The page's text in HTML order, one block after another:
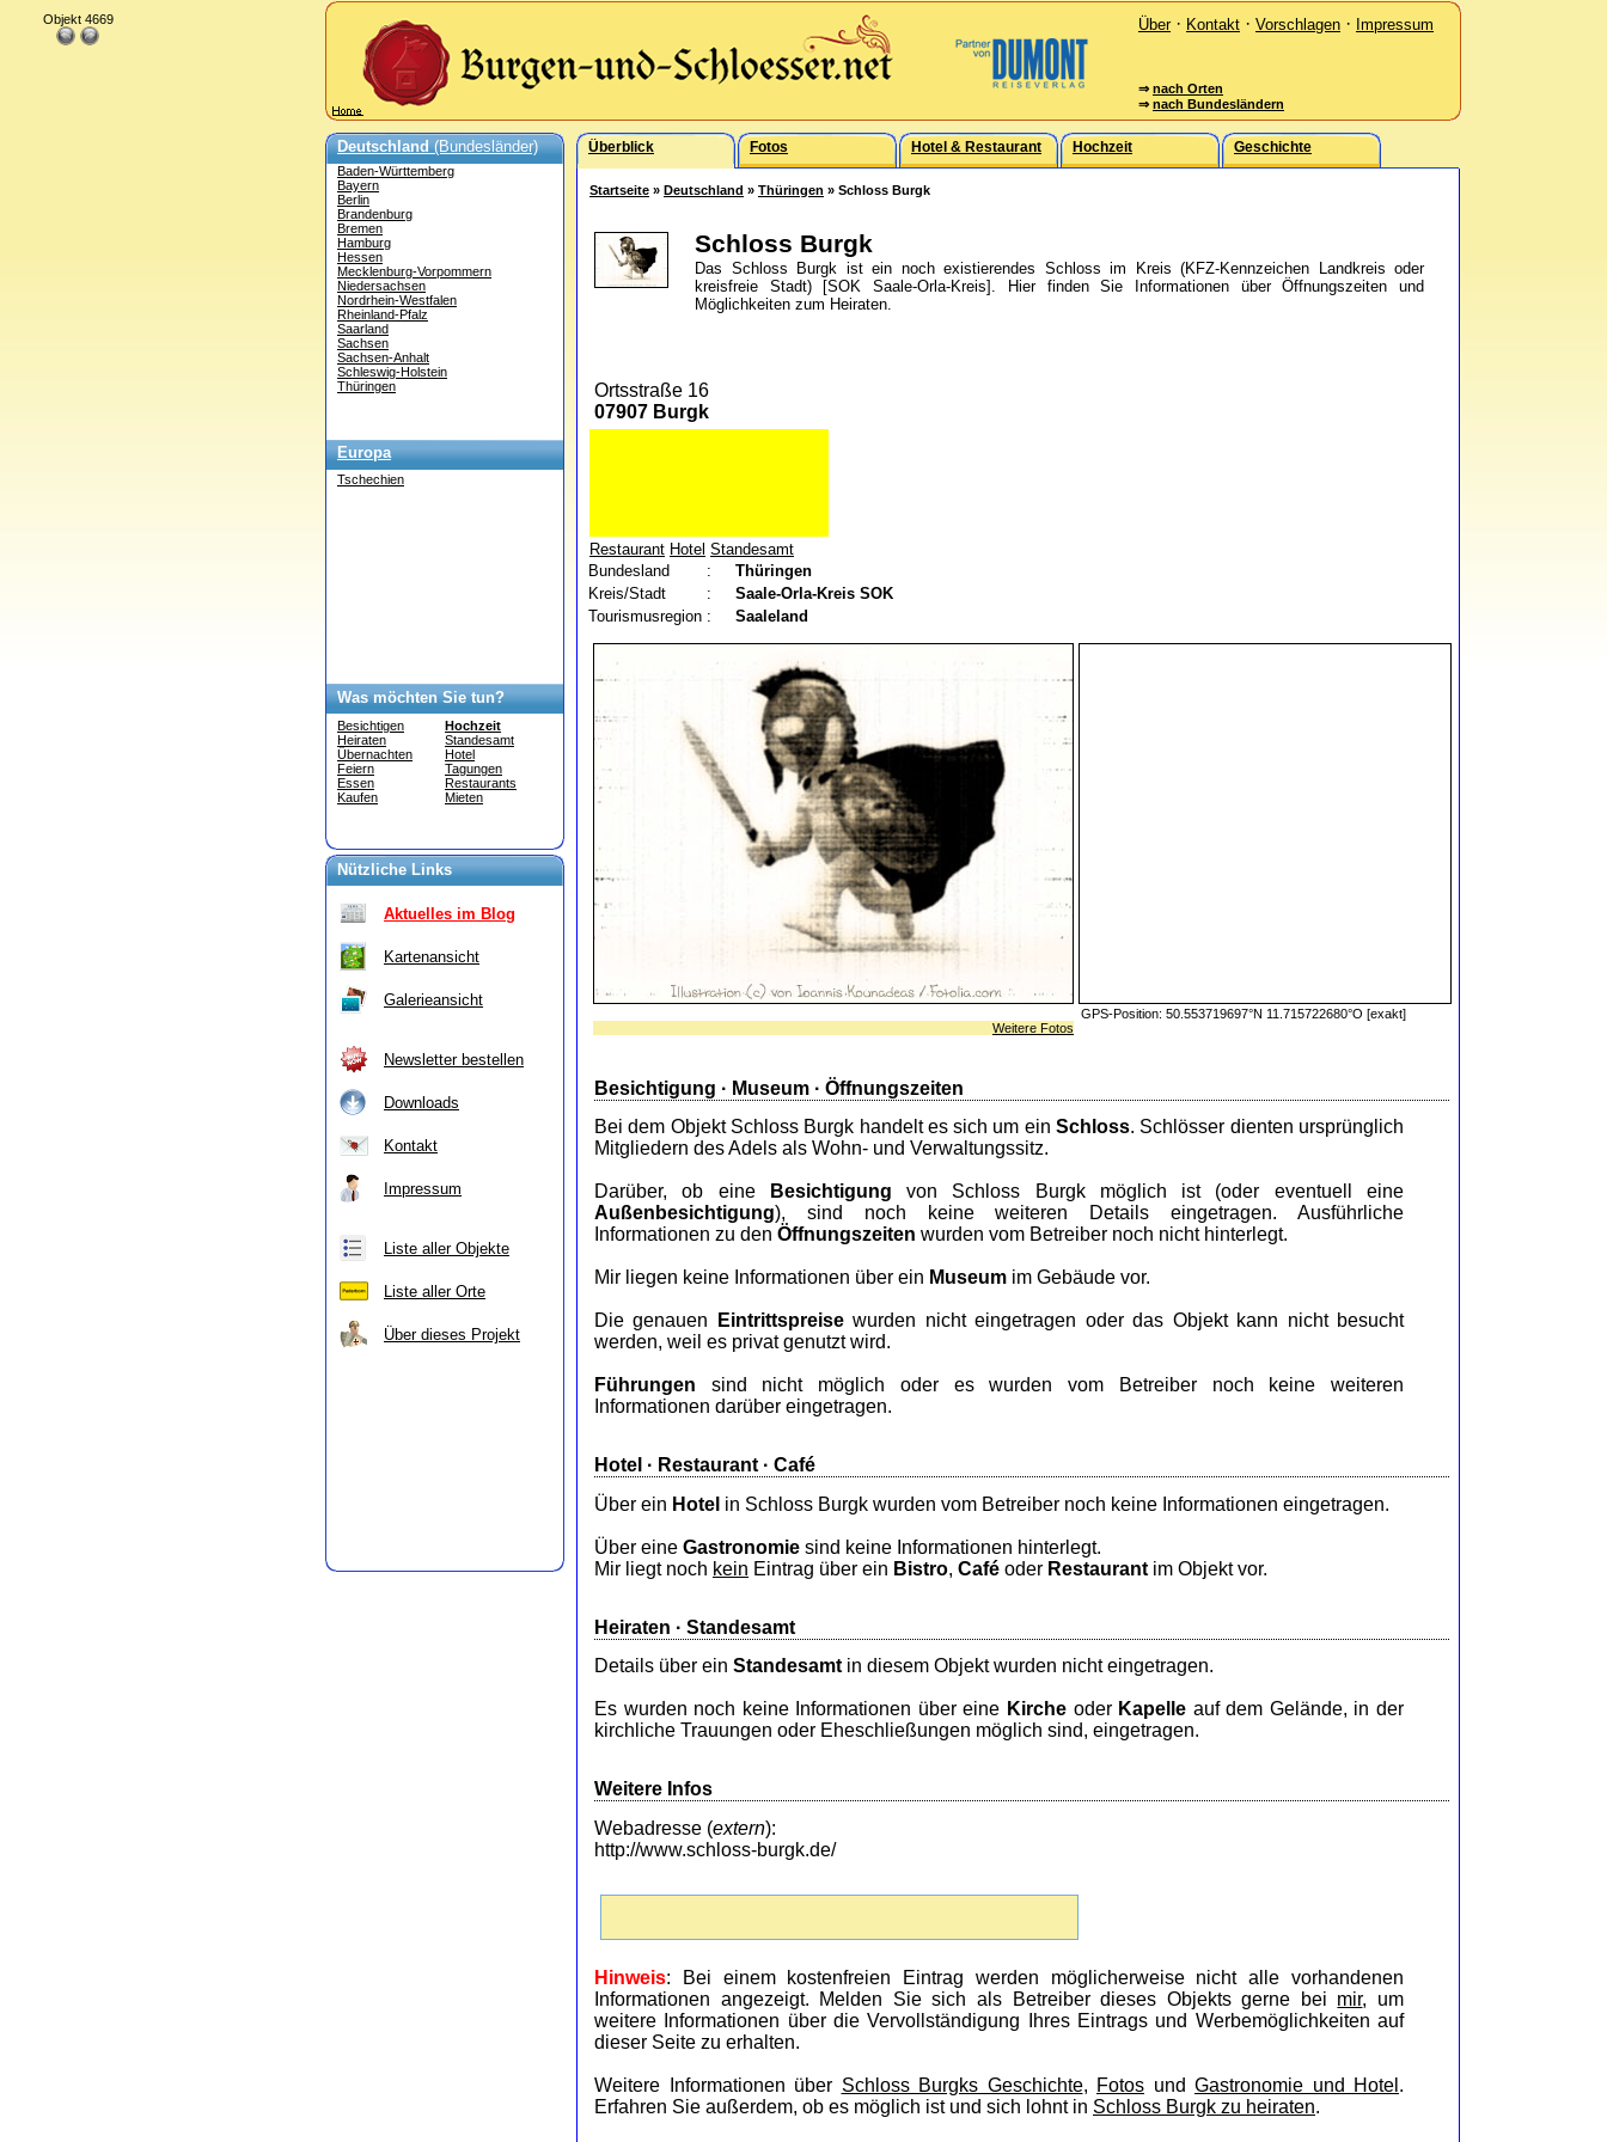
Über· Kontakt · Vorschlagen · Impressum
⇒ nach Orten
⇒ nach Bundesländern
Deutschland(Bundesländer)
Baden-Württemberg
Bayern
Berlin
Brandenburg
Bremen
Hamburg
Hessen
Mecklenburg-Vorpommern
Niedersachsen
Nordrhein-Westfalen
Rheinland-Pfalz
Saarland
Sachsen
Sachsen-Anhalt
Schleswig-Holstein
Thüringen
Europa
Tschechien
Was möchten Sie tun?
Besichtigen
Heiraten
Übernachten
Feiern
Essen
Kaufen
Hochzeit
Standesamt
Hotel
Tagungen
Restaurants
Mieten
Nützliche Links
Aktuelles im Blog
Kartenansicht
Galerieansicht
Newsletter bestellen
Downloads
Kontakt
Impressum
Liste aller Objekte
Liste aller Orte
Über dieses Projekt
Überblick Fotos Hotel & Restaurant Hochzeit Geschichte
Startseite » Deutschland » Thüringen » Schloss Burgk
Schloss Burgk
Das Schloss Burgk ist ein noch existierendes Schloss im Kreis (KFZ-Kennzeichen Landkreis oder
kreisfreie Stadt) [SOK Saale-Orla-Kreis]. Hier finden Sie Informationen über Öffnungszeiten und
Möglichkeiten zum Heiraten.
Ortsstraße 16
07907 Burgk
Restaurant Hotel Standesamt
Bundesland
:
Thüringen
Kreis/Stadt
: Saale-Orla-Kreis SOK
Tourismusregion : Saaleland
GPS-Position: 50.553719697°N 11.715722680°O [exakt]
Weitere Fotos
Besichtigung · Museum · Öffnungszeiten
Bei dem Objekt Schloss Burgk handelt es sich um einSchloss. Schlösser dienten ursprünglich
Mitgliedern des Adels als Wohn- und Verwaltungssitz.
Darüber, ob eine Besichtigung von Schloss Burgk möglich ist (oder eventuell eine
Außenbesichtigung), sind noch keine weiteren Details eingetragen. Ausführliche
Informationen zu den Öffnungszeiten wurden vom Betreiber noch nicht hinterlegt.
Mir liegen keine Informationen über ein Museum im Gebäude vor.
Die genauen Eintrittspreisewurden nicht eingetragen oder das Objekt kann nicht besucht
werden, weil es privat genutzt wird.
Führungen sind nicht möglich oder es wurden vom Betreiber noch keine weiteren
Informationen darüber eingetragen.
Hotel · Restaurant · Café
Über ein Hotel in Schloss Burgk wurden vom Betreiber noch keine Informationen eingetragen.
Über eine Gastronomie sind keine Informationen hinterlegt.
Mir liegt noch kein Eintrag über ein Bistro, Café oder Restaurant im Objekt vor.
Heiraten · Standesamt
Details über ein Standesamt in diesem Objekt wurden nicht eingetragen.
Es wurden noch keine Informationen über eine Kirche oder Kapelle auf dem Gelände, in der
kirchliche Trauungen oder Eheschließungen möglich sind, eingetragen.
Weitere Infos
Webadresse (extern):
http://www.schloss-burgk.de/
Hinweis: Bei einem kostenfreien Eintrag werden möglicherweise nicht alle vorhandenen
Informationen angezeigt. Melden Sie sich als Betreiber dieses Objekts gerne bei mir, um
weitere Informationen über die Vervollständigung Ihres Eintrags und Werbemöglichkeiten auf
dieser Seite zu erhalten.
Weitere Informationen über Schloss Burgks Geschichte, Fotos und Gastronomie und Hotel .
Erfahren Sie außerdem, ob es möglich ist und sich lohnt in Schloss Burgk zu heiraten.
Objekt 4669